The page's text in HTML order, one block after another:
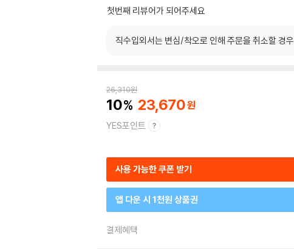
첫번째 리뷰어가 되어주세요
직수입외서는 변심/착오로 인해 주문을 취소할 경우
26,310원
10 23,670
YES포인트
사용 가능한 쿠폰 받기
앱 다운 시 1천원 상품권
결제혜택